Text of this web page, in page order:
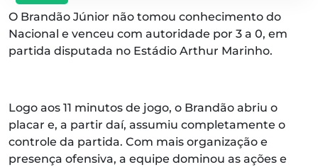
O Brandão Júnior não tomou conhecimento do
Nacional e venceu com autoridade por 3 a 0, em
partida disputada no Estádio Arthur Marinho.
Logo aos 11 minutos de jogo, o Brandão abriu o
placar e, a partir daí, assumiu completamente o
controle da partida. Com mais organização e
presença ofensiva, a equipe dominou as ações e